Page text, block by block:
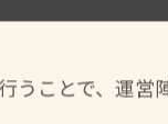
うことで、運